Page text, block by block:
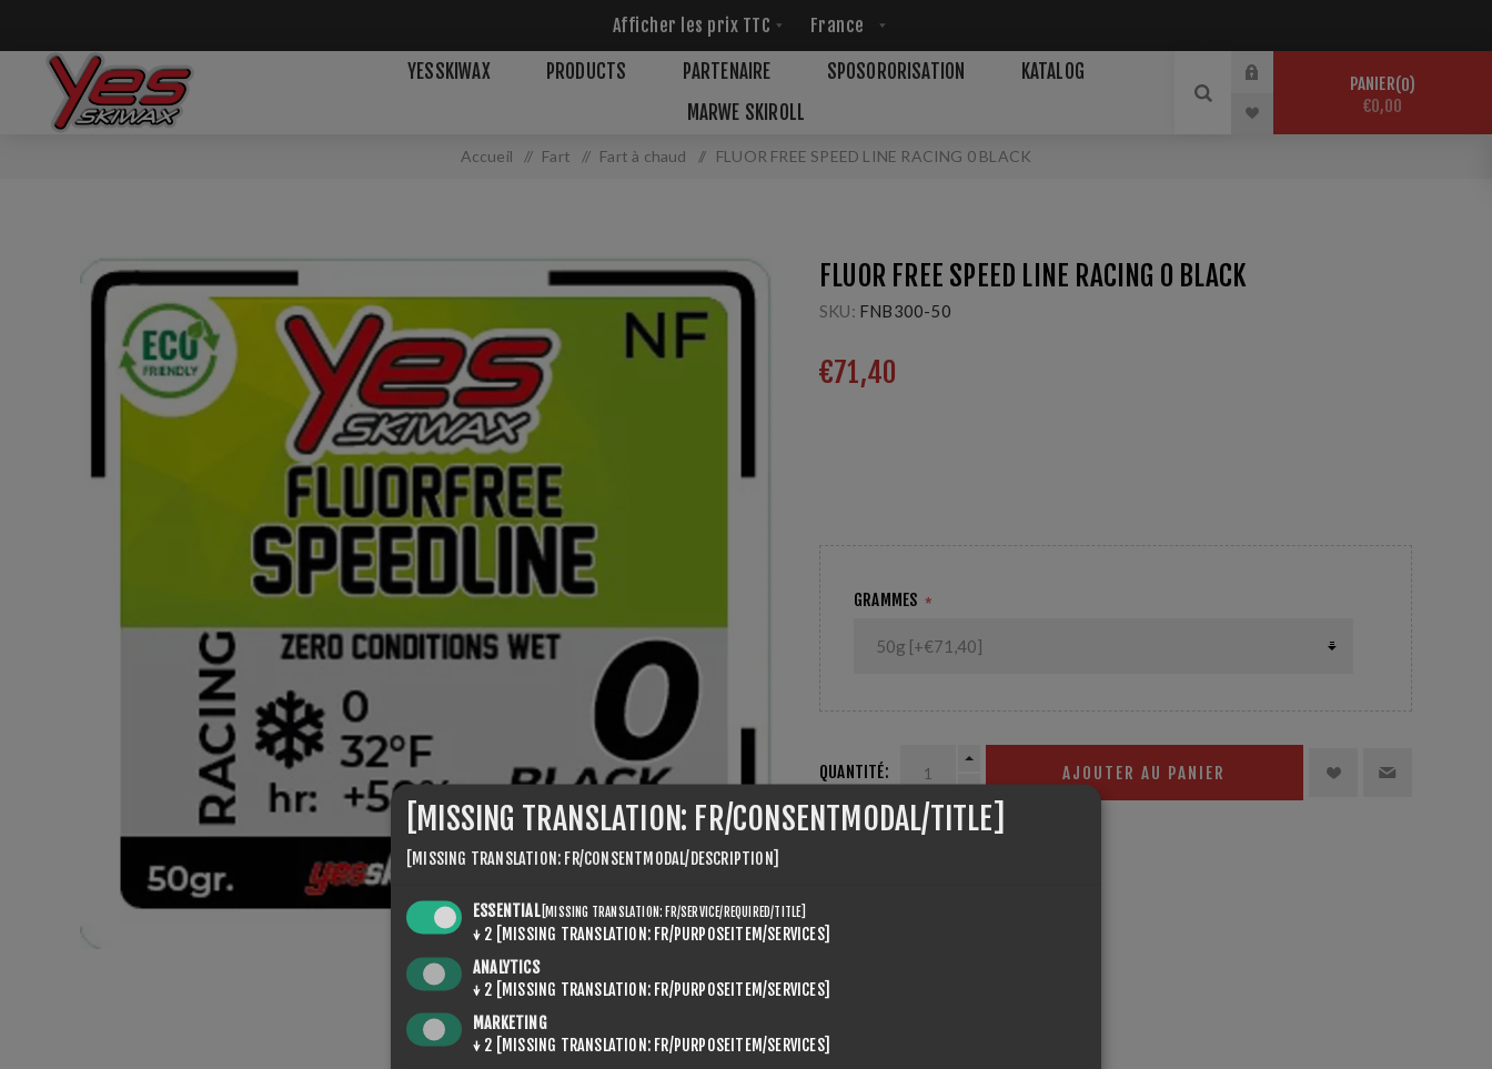
YESSKIWAX PRODUCTS PARTENAIRE SPOSORORISATION
KATALOG
MARWE SKIROLL
PANIER 0
€0,00
Accueil / Fart / Fart à chaud / FLUOR FREE SPEED LINE RACING 0 BLACK
FLUOR FREE SPEED LINE RACING 0 BLACK
SKU: FNB300-50
€71,40
GRAMMES *
QUANTITÉ: AJOUTER AU PANIER
[MISSING TRANSLATION: FR/CONSENTMODAL/TITLE]
[MISSING TRANSLATION: FR/CONSENTMODAL/DESCRIPTION]
ESSENTIAL [MISSING TRANSLATION: FR/SERVICE/REQUIRED/TITLE]
↓ 2
[MISSING TRANSLATION: FR/PURPOSEITEM/SERVICES]
ANALYTICS
↓ 2
[MISSING TRANSLATION: FR/PURPOSEITEM/SERVICES]
MARKETING
↓ 2 [MISSING TRANSLATION: FR/PURPOSEITEM/SERVICES]